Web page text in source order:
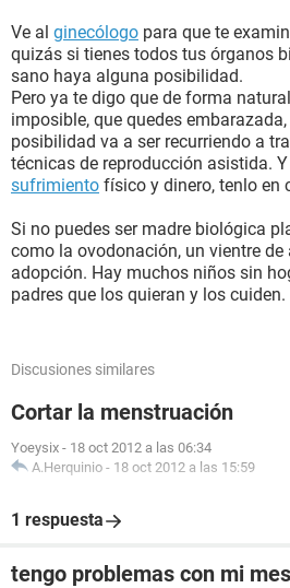
Ve al ginecólogo para que te
quizás si tienes todos tus órganos
sano haya alguna posibilidad.
Pero ya te digo que de forma
imposible, que quedes
posibilidad va a ser recurriendo a
técnicas de reproducción asistida.
sufrimiento físico y dinero, tenlo en
Si no puedes ser madre biológica
como la ovodonación, un vientre de
adopción. Hay muchos niños sin
padres que los quieran y los cuiden.
Discusiones similares
Cortar la menstruación
Yoeysix - 18 oct 2012 a las 06:34
A.Herquinio - 18 oct 2012 a las 15:59
1 respuesta
tengo problemas con mi